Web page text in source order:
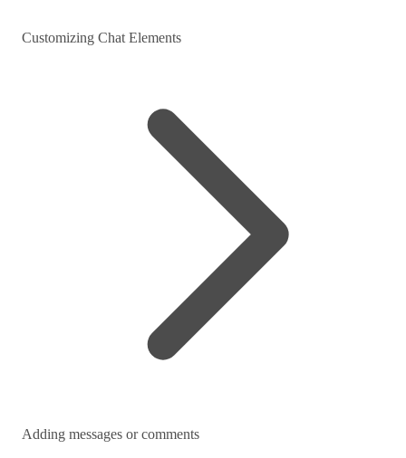
Customizing Chat Elements
Adding messages or comments